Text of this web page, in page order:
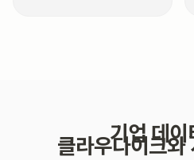
기업 데이
클라우다이크와